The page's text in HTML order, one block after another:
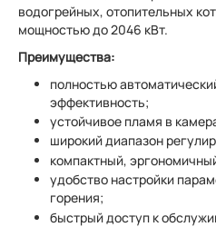
водогрейных, отопительных
мощностью до 2046 кВт.
Преимущества:
полностью
эффективность;
устойчивое пламя в
широкий диапазон
компактный,
удобство настройки
горения;
быстрый доступ к